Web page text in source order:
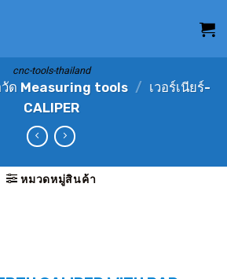
cnc-tools-thailand
วัด Measuring tools / เวอร์เนียร์-
CALIPER
หมวดหมู่สินค้า